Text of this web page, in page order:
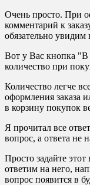
Очень просто. При
комментарий к
обязательно увидим
Вот у Вас кнопка
количество при
Количество легче
оформления заказа
в корзину покупок
Я прочитал все
вопрос, а ответа не
Просто задайте
ответим на него,
вопрос появится в